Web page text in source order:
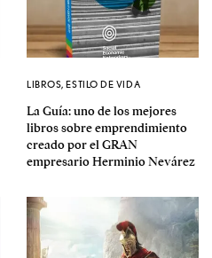
LIBROS,ESTILO DE VIDA
La Guía: uno de los mejores
libros sobre emprendimiento
creado por el GRAN
empresario Herminio Nevárez